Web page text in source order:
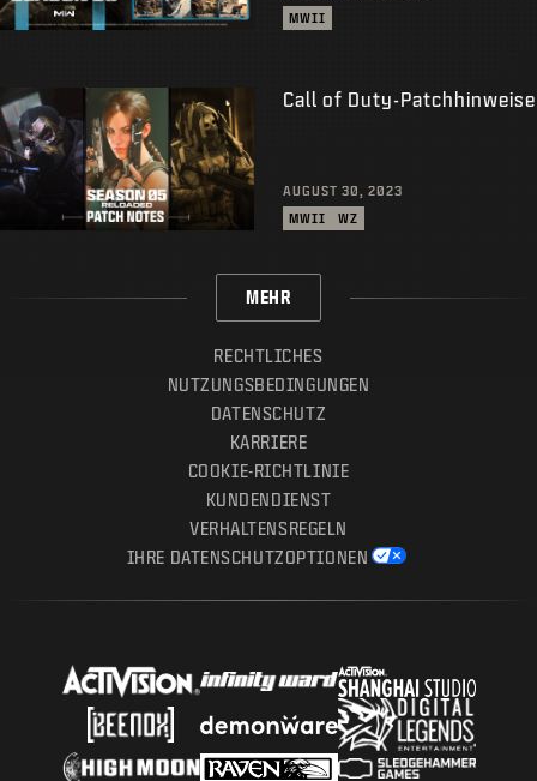
MWII
Call of Duty-Patchhinweise
AUGUST 30, 2023
MWII
WZ
MEHR
RECHTLICHES
NUTZUNGSBEDINGUNGEN
DATENSCHUTZ
KARRIERE
COOKIE-RICHTLINIE
KUNDENDIENST
VERHALTENSREGELN
IHRE DATENSCHUTZOPTIONEN